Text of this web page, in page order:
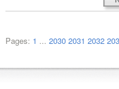
Pages: 1 ... 2030 2031 2032